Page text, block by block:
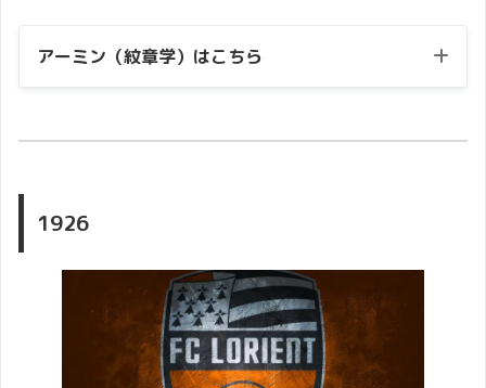
アーミン（紋章学）はこちら
1926